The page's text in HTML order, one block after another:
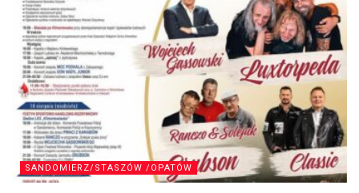
SANDOMIERZ/STASZÓW /OPATÓW